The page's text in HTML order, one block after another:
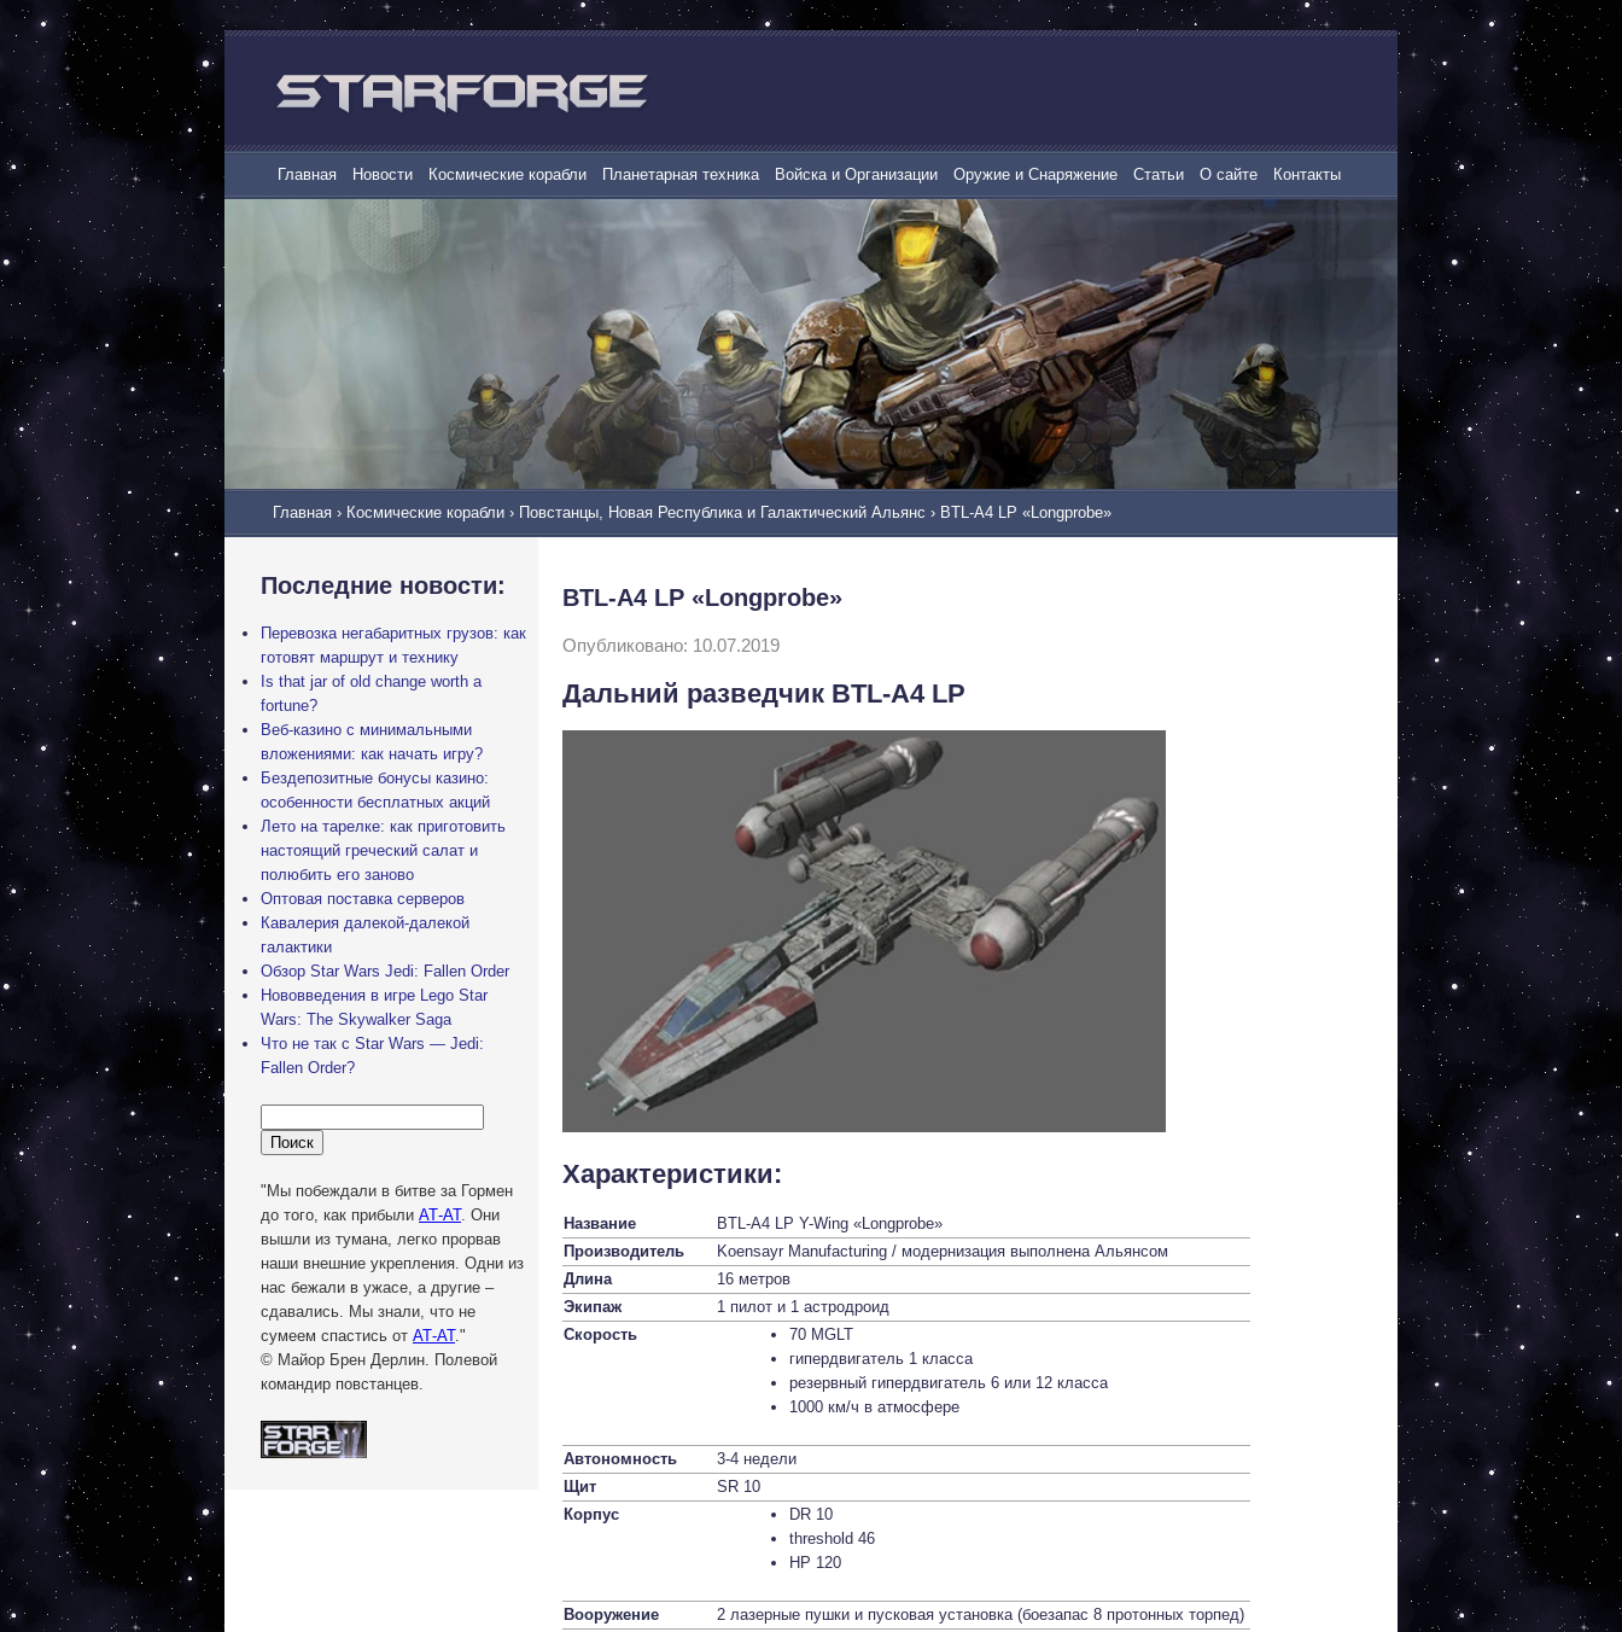
Главная Новости Космические корабли Планетарная техника Войска и Организации Оружие и Снаряжение Статьи О сайте Контакты
Главная › Космические корабли › Повстанцы, Новая Республика и Галактический Альянс › BTL-A4 LP «Longprobe»
Последние новости:
Перевозка негабаритных грузов: как
готовят маршрут и технику
Is that jar of old change worth a
fortune?
Веб-казино с минимальными
вложениями: как начать игру?
Бездепозитные бонусы казино:
особенности бесплатных акций
Лето на тарелке: как приготовить
настоящий греческий салат и
полюбить его заново
Оптовая поставка серверов
Кавалерия далекой-далекой
галактики
Обзор Star Wars Jedi: Fallen Order
Нововведения в игре Lego Star
Wars: The Skywalker Saga
Что не так с Star Wars — Jedi:
Fallen Order?
"Мы побеждали в битве за Гормен
до того, как прибыли АТ-АТ. Они
вышли из тумана, легко прорвав
наши внешние укрепления. Одни из
нас бежали в ужасе, а другие –
сдавались. Мы знали, что не
сумеем спастись от АТ-АТ."
© Майор Брен Дерлин. Полевой
командир повстанцев.
BTL-A4 LP «Longprobe»
Опубликовано: 10.07.2019
Дальний разведчик BTL-A4 LP
Характеристики:
Название
BTL-A4 LP Y-Wing «Longprobe»
Производитель
Koensayr Manufacturing / модернизация выполнена Альянсом
Длина
16 метров
Экипаж
1 пилот и 1 астродроид
Скорость
70 MGLT
гипердвигатель 1 класса
резервный гипердвигатель 6 или 12 класса
1000 км/ч в атмосфере
Автономность
3-4 недели
Щит
SR 10
Корпус
DR 10
threshold 46
HP 120
Вооружение
2 лазерные пушки и пусковая установка (боезапас 8 протонных торпед)